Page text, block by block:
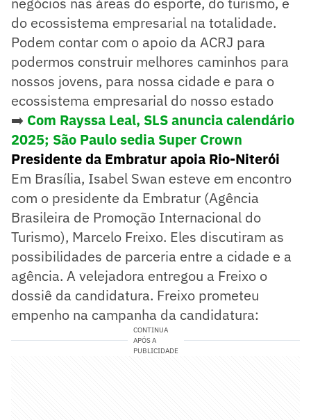
do ecossistema empresarial na totalidade.
Podem contar com o apoio da ACRJ para
podermos construir melhores caminhos para
nossos jovens, para nossa cidade e para o
ecossistema empresarial do nosso estado
➡️ Com Rayssa Leal, SLS anuncia calendário
2025; São Paulo sedia Super Crown
Presidente da Embratur apoia Rio-Niterói
Em Brasília, Isabel Swan esteve em encontro
com o presidente da Embratur (Agência
Brasileira de Promoção Internacional do
Turismo), Marcelo Freixo. Eles discutiram as
possibilidades de parceria entre a cidade e a
agência. A velejadora entregou a Freixo o
dossiê da candidatura. Freixo prometeu
empenho na campanha da candidatura:
CONTINUA
APÓS A
PUBLICIDADE